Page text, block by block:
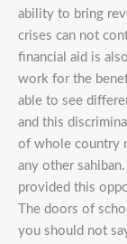
ability to bring
crises can not
financial aid is
work for the
able to see
and this
of whole country
any other
provided this
The doors of
you should not